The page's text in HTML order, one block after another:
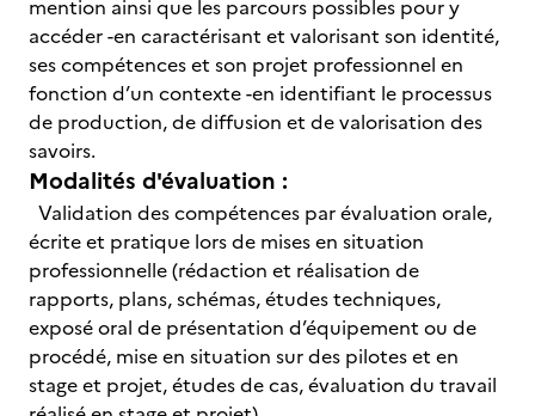
mention ainsi que les parcours possibles pour y
accéder -en caractérisant et valorisant son identité,
ses compétences et son projet professionnel en
fonction d’un contexte -en identifiant le processus
de production, de diffusion et de valorisation des
savoirs.
Modalités d'évaluation :
Validation des compétences par évaluation orale,
écrite et pratique lors de mises en situation
professionnelle (rédaction et réalisation de
rapports, plans, schémas, études techniques,
exposé oral de présentation d’équipement ou de
procédé, mise en situation sur des pilotes et en
stage et projet, études de cas, évaluation du travail